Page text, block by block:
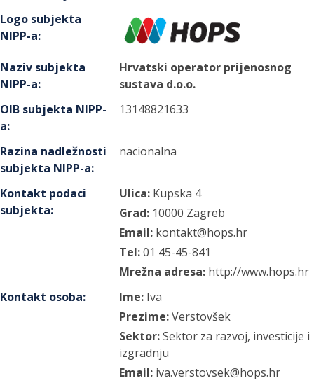
Logo subjekta
NIPP-a:
Naziv subjekta
NIPP-a:
Hrvatski operator prijenosnog
sustava d.o.o.
OIB subjekta NIPP-
a:
13148821633
Razina nadležnosti
subjekta NIPP-a:
nacionalna
Kontakt podaci
subjekta:
Ulica: Kupska 4
Grad: 10000 Zagreb
Email: kontakt@hops.hr
Tel:01 45-45-841
Mrežna adresa: http://www.hops.hr
Kontakt osoba: Ime: Iva
Prezime:Verstovšek
Sektor:Sektor za razvoj, investicije i
izgradnju
Email: iva.verstovsek@hops.hr